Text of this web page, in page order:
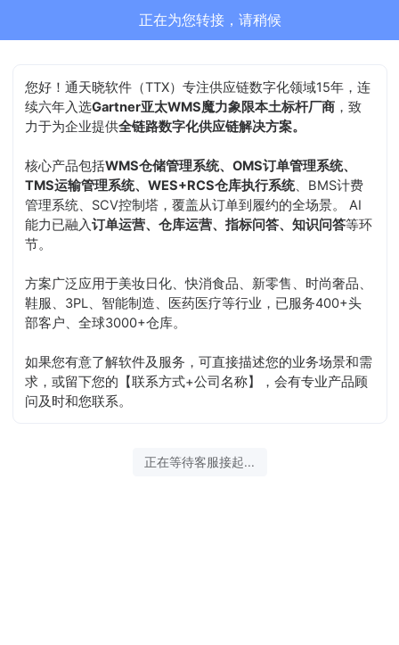
通天晓-售前客服正在为您服务
您好！通天晓软件（TTX）专注供应链数字化领域15年，连
续六年入选Gartner亚太WMS魔力象限本土标杆厂商 ，致
力于为企业提供全链路数字化供应链解决方案。
核心产品包括WMS仓储管理系统、OMS订单管理系统、
TMS运输管理系统、WES+RCS仓库执行系统、BMS计费
管理系统、SCV控制塔，覆盖从订单到履约的全场景。 AI
能力已融入订单运营、仓库运营、指标问答、知识问答等环
节。
方案广泛应用于美妆日化、快消食品、新零售、时尚奢品、
鞋服、3PL、智能制造、医药医疗等行业，已服务400+头
部客户、全球3000+仓库。
如果您有意了解软件及服务，可直接描述您的业务场景和需
求，或留下您的【联系方式+公司名称】，会有专业产品顾
问及时和您联系。
2026-08-06 20:35:29 开始沟通